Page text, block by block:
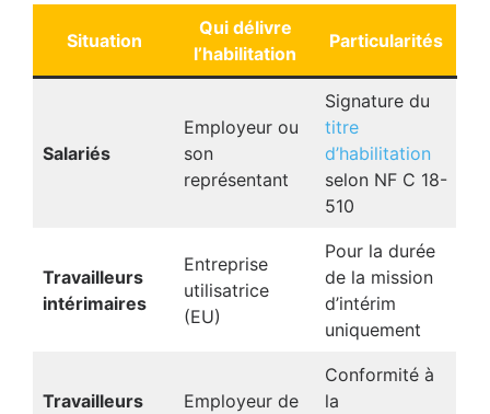
Situation
Qui délivre
l’habilitation
Particularités
Salariés
Employeur ou
son
représentant
Signature du
titre
d’habilitation
selon NF C 18-
510
Travailleurs
intérimaires
Entreprise
utilisatrice
(EU)
Pour la durée
de la mission
d’intérim
uniquement
Travailleurs
Employeur de
Conformité à
la